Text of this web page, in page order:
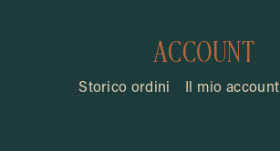
ACCOUNT
Storico ordini Il mio account